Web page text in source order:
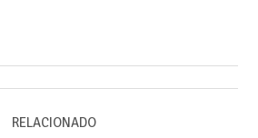
RELACIONADO